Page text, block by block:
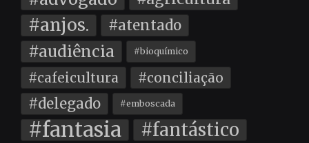
#anjos. #atentado
#audiência #bioquímico
#cafeicultura #conciliação
#delegado #emboscada
#fantasia #fantástico